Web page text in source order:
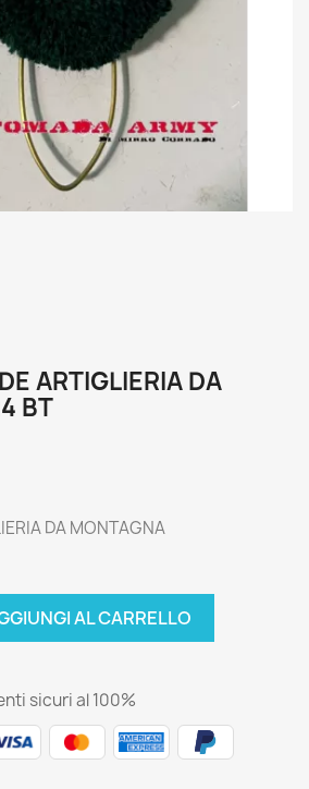
ARTIGLIERIA DA
BT
DA MONTAGNA
AL CARRELLO
sicuri al 100%